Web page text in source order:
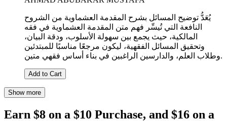
يُعَدُّ توضيح المسائل بشرح المقدمة العشماوية من الشروح
النافعة التي تُيسِّر فهم متن المقدمة العشماوية في فقه
المالكية، حيث يجمع بين سهولة الأسلوب، ودقة البيان،
وتحقيق المسائل الفقهية، ليكون مرجعًا مناسبًا للمبتدئين
وطلاب العلم، والدارسين الراغبين في بناء أساس فقهي متين.
Add to Cart
Show more
Earn $8 on a $10 Purchase, and $16 on a